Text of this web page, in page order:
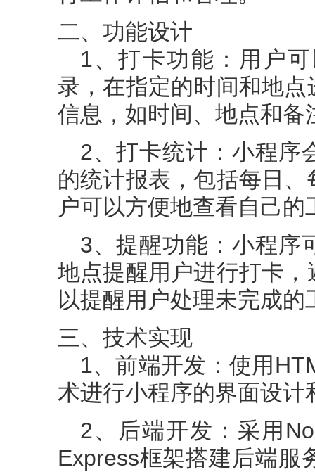
二、功能设计
1、打卡功能：用户
录，在指定的时间和地
信息，如时间、地点和备
2、打卡统计：小程序
的统计报表，包括每日
户可以方便地查看自己的
3、提醒功能：小程序
地点提醒用户进行打卡
以提醒用户处理未完成的
三、技术实现
1、前端开发：使用
术进行小程序的界面设计
2、后端开发：采用
Express框架搭建后端服